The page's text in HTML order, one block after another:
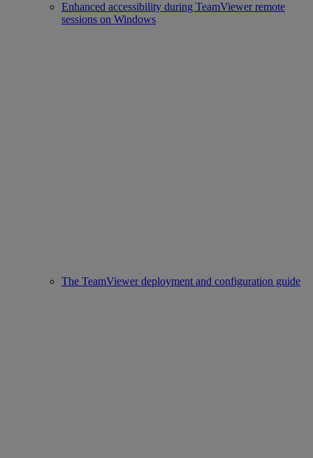
Enhanced accessibility during TeamViewer remote
sessions on Windows
The TeamViewer deployment and configuration guide